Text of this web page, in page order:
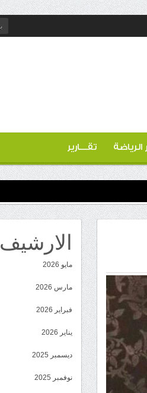
الرياضة تقـــارير
الارشيف
مايو 2026
مارس 2026
فبراير 2026
يناير 2026
ديسمبر 2025
نوفمبر 2025